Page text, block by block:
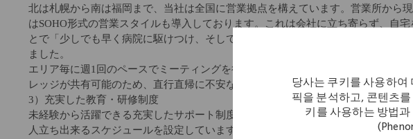
당사는 쿠키를 사용하여
픽을 분석하고, 콘텐츠
키를 사용하는 방법
北は札幌から南は福岡まで、当社は全国に営業拠点を構えています。営業所から
はSOHO形式の営業スタイルも導入しております。これは会社に立ち寄らず、自
とで「少しでも早く病院に駆けつけ、そして少しでも長く医師のサポートをでき
ました。
エリア毎に週1回のペースでミーティングを行いますし(エリアにより差異あり)、
レッジが共有可能のため、直行直帰に不安な方でも安心していただけます。
3）充実した教育・研修制度
未経験から活躍できる充実したサポート制度がございます。教材を使用した座学
人立ち出来るスケジュールを設定しています。